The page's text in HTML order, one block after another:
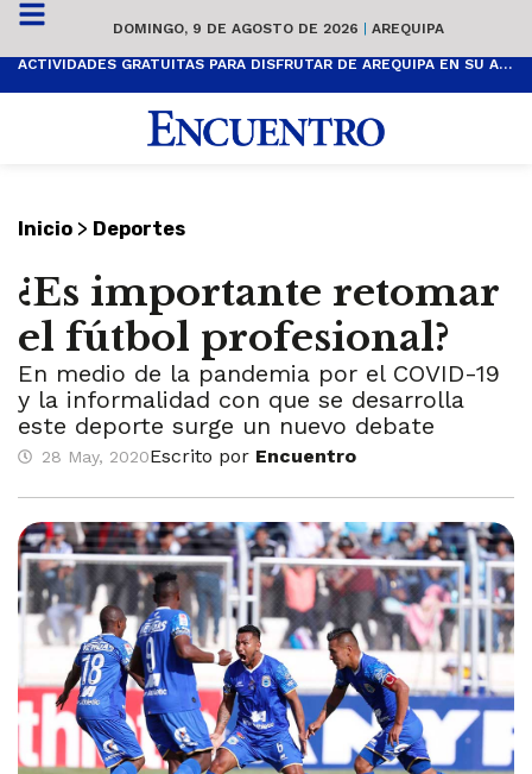
DOMINGO, 9 DE AGOSTO DE 2026 | AREQUIPA
ACTIVIDADES GRATUITAS PARA DISFRUTAR DE AREQUIPA EN SU ANIVERSARIO
Inicio > Deportes
¿Es importante retomar
el fútbol profesional?
En medio de la pandemia por el COVID-19
y la informalidad con que se desarrolla
este deporte surge un nuevo debate
28 May, 2020Escrito por Encuentro